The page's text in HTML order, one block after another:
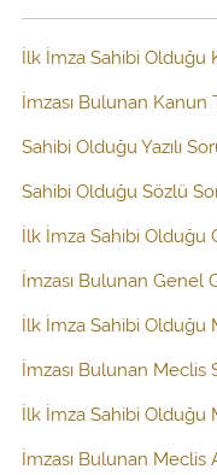
İlk İmza Sahibi Olduğu
İmzası Bulunan Kanun
Sahibi Olduğu Yazılı
Sahibi Olduğu Sözlü
İlk İmza Sahibi
İmzası Bulunan Genel
İlk İmza Sahibi Olduğu
İmzası Bulunan Meclis
İlk İmza Sahibi Olduğu
İmzası Bulunan Meclis